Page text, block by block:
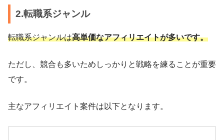
2.転職系ジャンル
転職系ジャンルは高単価なアフィリエイトが多いです。
ただし、競合も多いためしっかりと戦略を練ることが重要
です。
主なアフィリエイト案件は以下となります。